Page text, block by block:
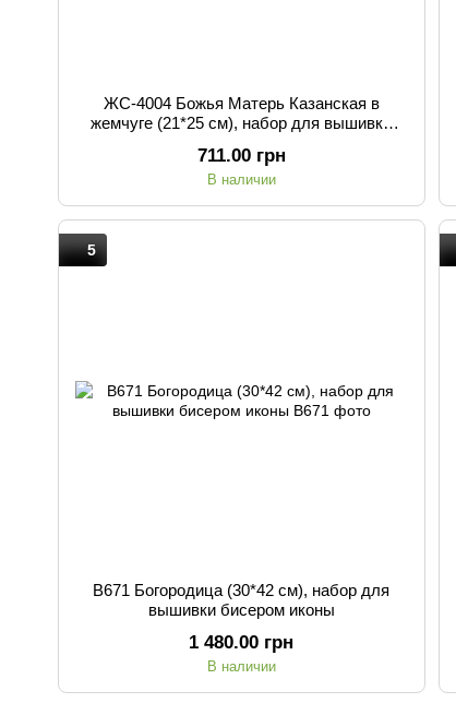
ЖС-4004 Божья Матерь Казанская в
жемчуге (21*25 см), набор для вышивки
711.00 грн
В наличии
5
В671 Богородица (30*42 см), набор для
вышивки бисером иконы
1 480.00 грн
В наличии